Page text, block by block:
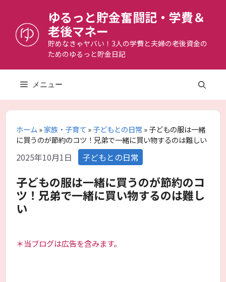
へ
ゆるっと貯金奮闘記・学費＆
老後マネー
貯めなきゃヤバい！3人の学費と夫婦の老後資金の
ためのゆるっと貯金日記
メニュー
ホーム»家族・子育て»子どもとの日常 »子どもの服は一緒
に買うのが節約のコツ！兄弟で一緒に買い物するのは難しい
2025年10月1日 カ
テ
ゴ
リ
ー
子どもとの日常
子どもの服は一緒に買うのが節約のコ
ツ！兄弟で一緒に買い物するのは難し
い
＊当ブログは広告を含みます。